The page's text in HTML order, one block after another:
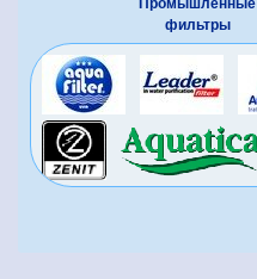
фильтры